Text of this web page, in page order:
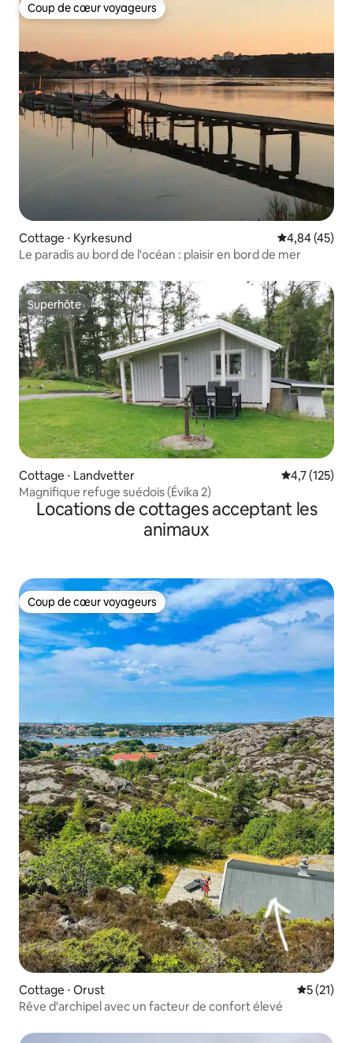
Coup de cœur voyageurs
Coup de cœur voyageurs
Cottage ⋅ Kyrkesund Évaluation
4,84 (45)
Le paradis au bord de l'océan : plaisir en bord de mer
Superhôte
Superhôte
Cottage ⋅ Landvetter Évaluation
4,7 (125)
Magnifique refuge suédois (Évika 2)
Locations de cottages acceptant les
animaux
Coup de cœur voyageurs
Coup de cœur voyageurs
Cottage ⋅ Orust
5 (21)
Rêve d'archipel avec un facteur de confort élevé